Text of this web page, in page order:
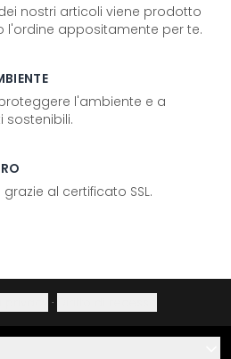
nostri articoli viene prodotto
l'ordine appositamente per te.
l'ambiente e a
sostenibili.
al certificato SSL.
·